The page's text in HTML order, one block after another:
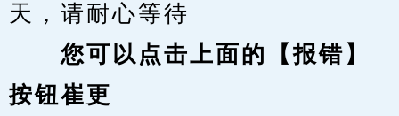
天，请耐心等待
您可以点击上面的【报错】
按钮崔更